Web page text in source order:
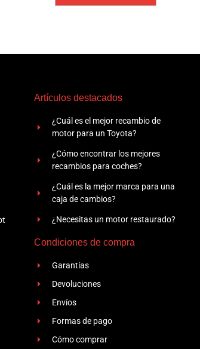
Artículos destacados
¿Cuál es el mejor recambio de
motor para un Toyota?
¿Cómo encontrar los mejores
recambios para coches?
¿Cuál es la mejor marca para una
caja de cambios?
¿Necesitas un motor restaurado?
Condiciones de compra
Garantías
Devoluciones
Envíos
Formas de pago
Cómo comprar